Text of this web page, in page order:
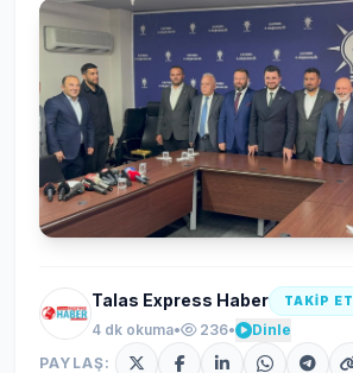
Talas Express Haber TAKİP ET
4 dk okuma• 236•
Dinle
PAYLAŞ: